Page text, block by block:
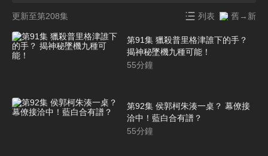
更新至第208集 列表 舊→新
第91集 獵殺普里格津誰下的手？
揭神秘墜機九種可能！
55分鐘
第92集 侯郭柯朱湊一桌？ 幕僚接
洽中！藍白合有譜？
55分鐘